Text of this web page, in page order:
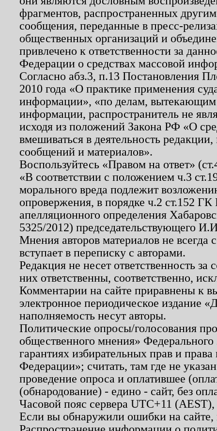
фрагментов, распространенных
сообщения, переданные в пресс-
общественных организаций и
привлечено к ответственности за
Федерации о средствах массовой
Согласно абз.3, п.13 Постановления
2010 года «О практике применения
информации», «по делам, вытекающим
информации, распространитель не
исходя из положений Закона РФ «О
вмешиваться в деятельность
сообщений и материалов».
Воспользуйтесь «Правом на ответ»
«В соответствии с положением ч.3
морального вреда подлежит
опровержения, в порядке ч.2 ст.152
апелляционного определения
5325/2012) председательствующего
Мнения авторов материалов не
вступает в переписку с авторами.
Редакция не несет ответственность
них ответственны, соответственно,
Комментарии на сайте приравнены к
электронное периодическое издание
наполняемость несут авторы.
Политические опросы/голосования
общественного мнения»
гарантиях избирательных прав и
Федерации»; считать, там где не
проведение опроса и оплатившее
(обнародование) - едино - сайт, без
Часовой пояс сервера UTC+11
Если вы обнаружили ошибки на